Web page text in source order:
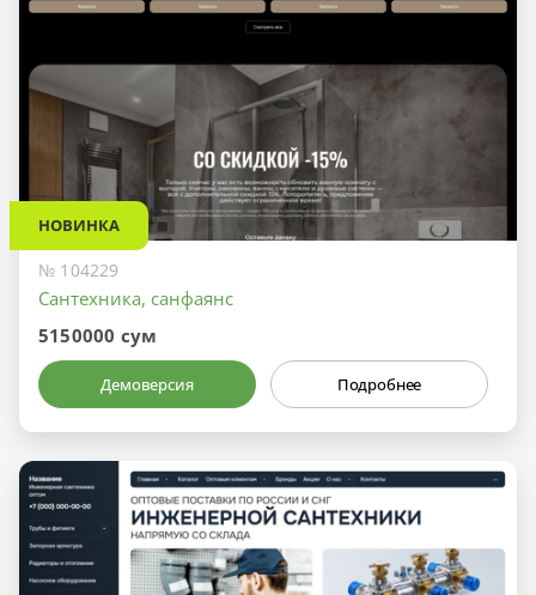
НОВИНКА
№ 104229
Сантехника, санфаянс
5150000 сум
Демоверсия Подробнее